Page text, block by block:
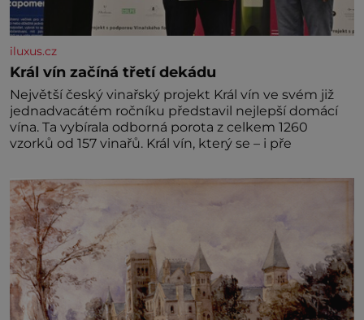
iluxus.cz
Král vín začíná třetí dekádu
Největší český vinařský projekt Král vín ve svém již
jednadvacátém ročníku představil nejlepší domácí
vína. Ta vybírala odborná porota z celkem 1260
vzorků od 157 vinařů. Král vín, který se – i pře